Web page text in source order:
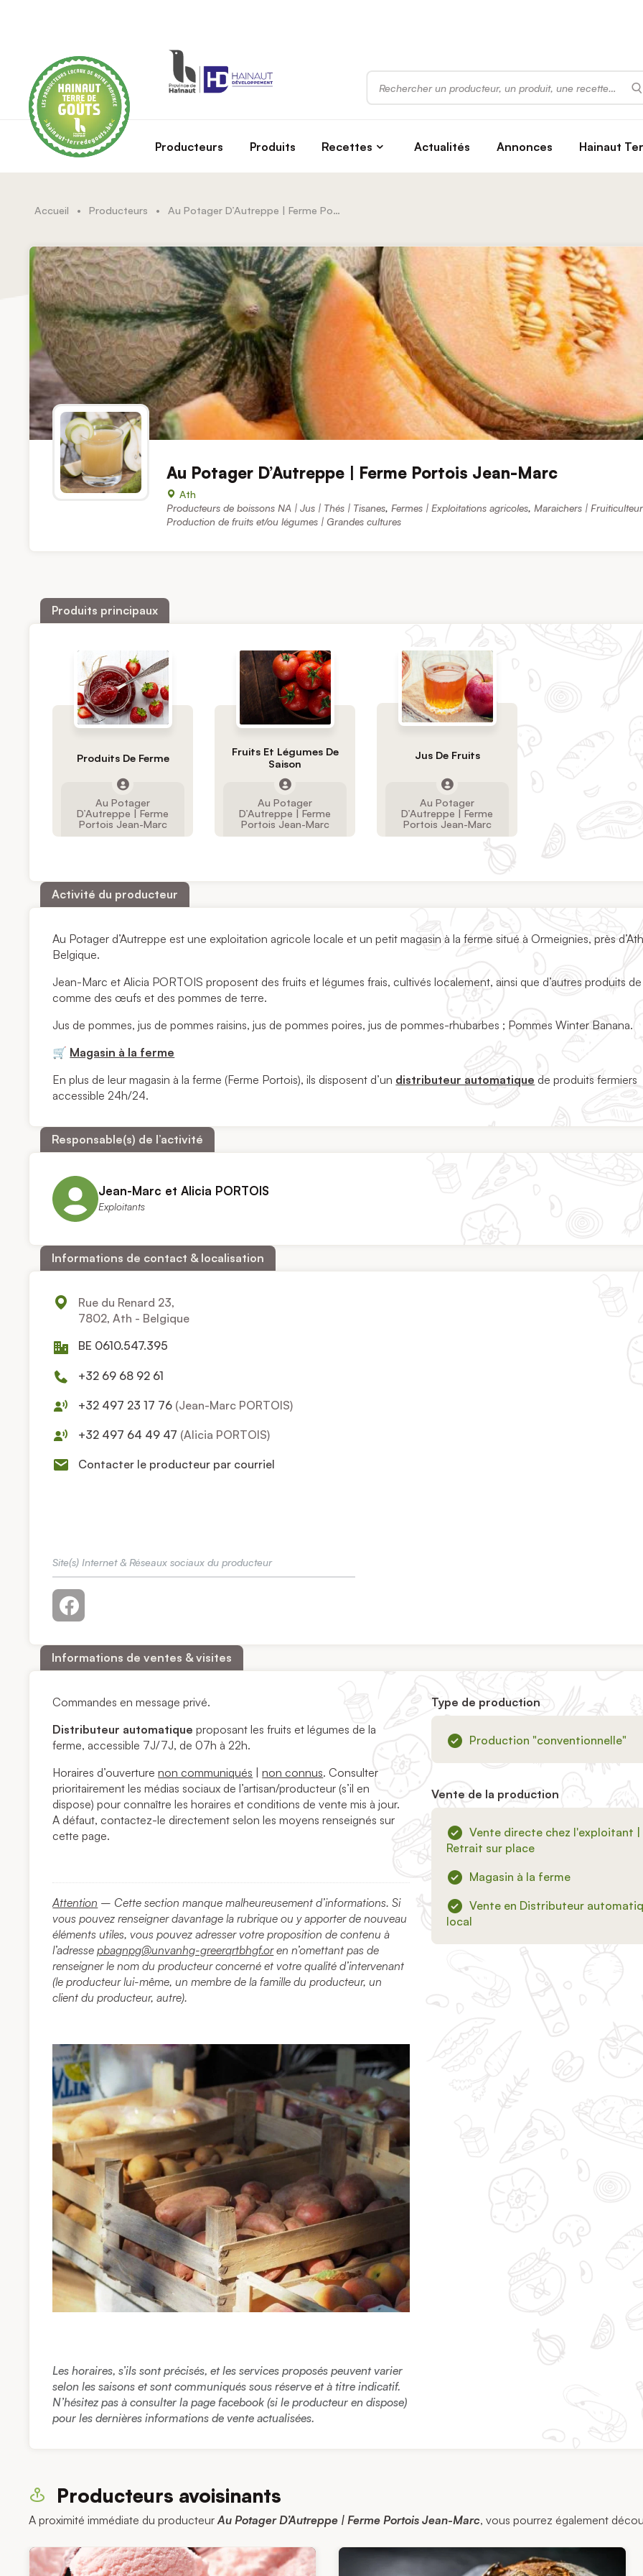
Rechercher
Producteurs Produits Recettes Actualités Annonces Hainaut
Accueil • Producteurs • Au Potager D’Autreppe | Ferme Portois Jean-Marc
Au Potager D’Autreppe | Ferme Portois Jean-Marc
Ath
Producteurs de boissons NA | Jus | Thés | Tisanes, Fermes | Exploitations agricoles, Maraichers |
Production de fruits et/ou légumes | Grandes cultures
Produits principaux
Produits De Ferme
Au Potager
D’Autreppe | Ferme
Portois Jean-Marc
Fruits Et Légumes De
Saison
Au Potager
D’Autreppe | Ferme
Portois Jean-Marc
Jus De Fruits
Au Potager
D’Autreppe | Ferme
Portois Jean-Marc
Activité du producteur
Au Potager d’Autreppe est une exploitation agricole locale et un petit magasin à la ferme situé à Ormeignies, près
Belgique.
Jean-Marc et Alicia PORTOIS proposent des fruits et légumes frais, cultivés localement, ainsi que d’autres produits
comme des œufs et des pommes de terre.
Jus de pommes, jus de pommes raisins, jus de pommes poires, jus de pommes-rhubarbes ; Pommes Winter Banana.
🛒 Magasin à la ferme
En plus de leur magasin à la ferme (Ferme Portois), ils disposent d’un distributeur automatique de produits fermiers
accessible 24h/24.
Responsable(s) de l’activité
Jean-Marc et Alicia PORTOIS
Exploitants
Informations de contact & localisation
Rue du Renard 23,
7802, Ath - Belgique
BE 0610.547.395
+32 69 68 92 61
+32 497 23 17 76 (Jean-Marc PORTOIS)
+32 497 64 49 47 (Alicia PORTOIS)
Contacter le producteur par courriel
Site(s) Internet & Réseaux sociaux du producteur
Informations de ventes & visites
Commandes en message privé.
Distributeur automatique proposant les fruits et légumes de la
ferme, accessible 7J/7J, de 07h à 22h.
Horaires d’ouverturenon communiqués |non connus. Consulter
prioritairement les médias sociaux de l’artisan/producteur (s’il en
dispose) pour connaître les horaires et conditions de vente mis à jour.
A défaut, contactez-le directement selon les moyens renseignés sur
cette page.
Attention – Cette section manque malheureusement d’informations. Si
vous pouvez renseigner davantage la rubrique ou y apporter de nouveau
éléments utiles, vous pouvez adresser votre proposition de contenu à
l’adressepbagnpg@unvanhg-greerqrtbhgf.oren n’omettant pas de
renseigner le nom du producteur concerné et votre qualité d’intervenant
(le producteur lui-même, un membre de la famille du producteur, un
client du producteur, autre).
Les horaires, s’ils sont précisés, et les services proposés peuvent varier
selon les saisons et sont communiqués sous réserve et à titre indicatif.
N’hésitez pas à consulter la page facebook (si le producteur en dispose)
pour les dernières informations de vente actualisées.
Type de production
Production "conventionnelle"
Vente de la production
Vente directe chez l'exploitant |
Retrait sur place
Magasin à la ferme
Vente en Distributeur
local
Producteurs avoisinants
A proximité immédiate du producteurAu Potager D’Autreppe | Ferme Portois Jean-Marc, vous pourrez également